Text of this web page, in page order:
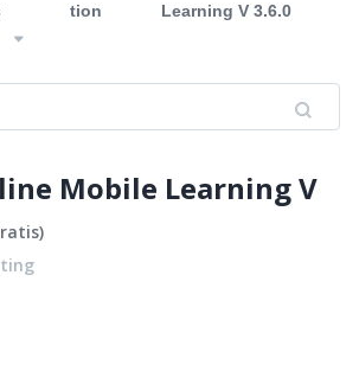
Tion
Learning V 3.6.0
Mobile Learning V
)